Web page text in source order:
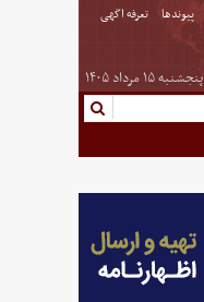
پیوندها تعرفه اگهی
پنجشنبه ۱۵ مرداد ۱۴۰۵